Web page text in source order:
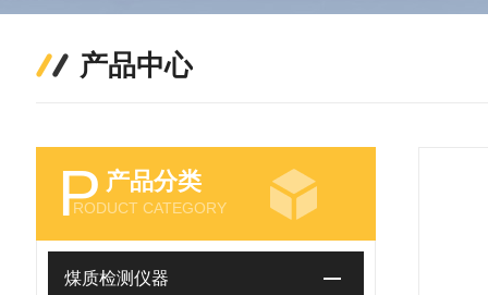
产品中心
P 产品分类
RODUCT CATEGORY
煤质检测仪器